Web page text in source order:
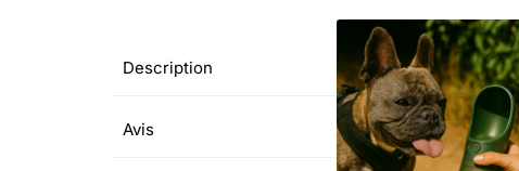
Description
Avis